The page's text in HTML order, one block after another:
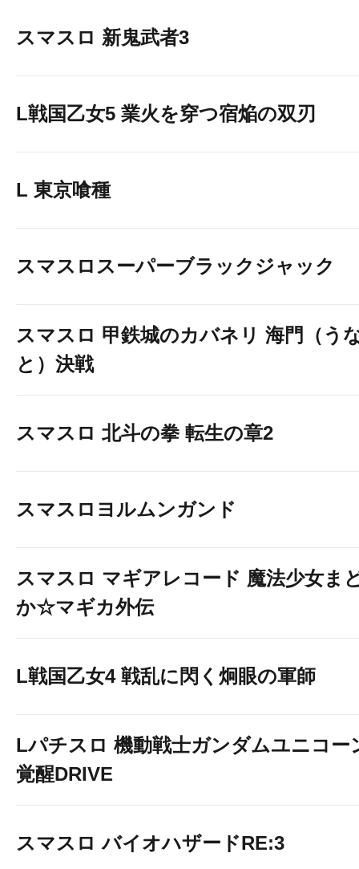
スマスロ 新鬼武者3
L戦国乙女5 業火を穿つ宿焔の双刃
L 東京喰種
スマスロスーパーブラックジャック
スマスロ 甲鉄城のカバネリ 海門（う
と）決戦
スマスロ 北斗の拳 転生の章2
スマスロヨルムンガンド
スマスロ マギアレコード 魔法少女ま
か☆マギカ外伝
L戦国乙女4 戦乱に閃く炯眼の軍師
Lパチスロ 機動戦士ガンダムユニコー
覚醒DRIVE
スマスロ バイオハザードRE:3